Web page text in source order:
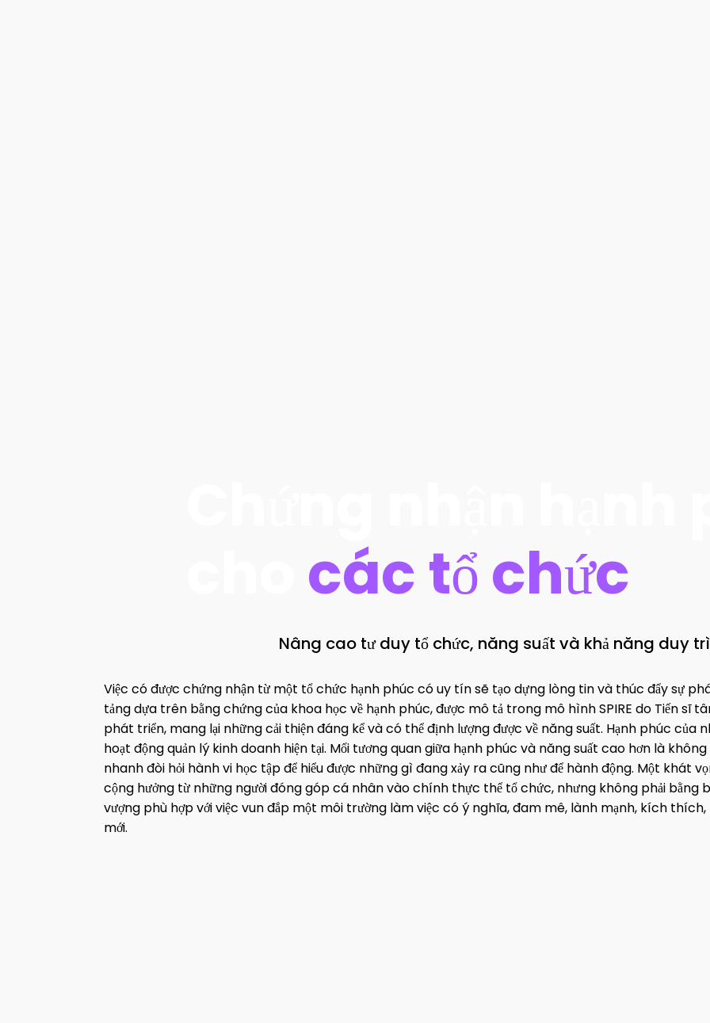
các tổ chức
Nâng cao tư duy tổ chức, năng suất và khả năng duy trì
Việc có được chứng nhận từ một tổ chức hạnh phúc có uy tín sẽ tạo dựng lòng tin và thúc đẩy sự
tảng dựa trên bằng chứng của khoa học về hạnh phúc, được mô tả trong mô hình SPIRE do Tiến sĩ
phát triển, mang lại những cải thiện đáng kể và có thể định lượng được về năng suất. Hạnh phúc
hoạt động quản lý kinh doanh hiện tại. Mối tương quan giữa hạnh phúc và năng suất cao hơn là
nhanh đòi hỏi hành vi học tập để hiểu được những gì đang xảy ra cũng như để hành động. Một khát
cộng hưởng từ những người đóng góp cá nhân vào chính thực thể tổ chức, nhưng không phải bằng
vượng phù hợp với việc vun đắp một môi trường làm việc có ý nghĩa, đam mê, lành mạnh, kích
mới.